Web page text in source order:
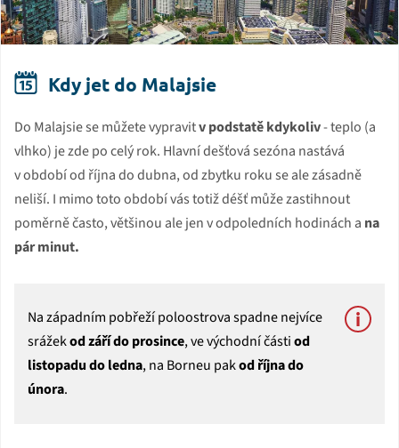
Kdy jet do Malajsie
Do Malajsie se můžete vypravitv podstatě kdykoliv- teplo (a
vlhko) je zde po celý rok. Hlavní dešťová sezóna nastává
v období od října do dubna, od zbytku roku se ale zásadně
neliší. I mimo toto období vás totiž déšť může zastihnout
poměrně často, většinou ale jen v odpoledních hodinách a na
pár minut.
Na západním pobřeží poloostrova spadne nejvíce
srážekod září do prosince, ve východní částiod
listopadu do ledna, na Borneu pakod října do
února.